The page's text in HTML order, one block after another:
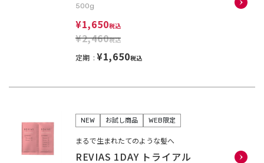
500g
¥1,650税込
¥2,460税込
定期 ¥1,650税込
NEW お試し商品 WEB限定
まるで生まれたてのような髪へ
REVIAS 1DAY トライアル